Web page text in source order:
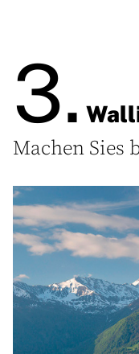
3.
Machen Sies